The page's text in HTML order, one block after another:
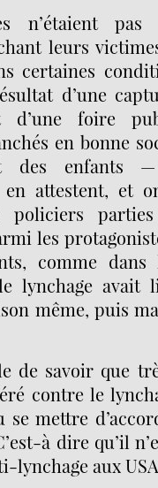
n’étaient
leurs
certaines
d’une
d’une foire
en bonne
des enfants —
en attestent, et
les
comme
lynchage
même, puis
de savoir que
contre le
se mettre
à dire qu’il
lynchage aux